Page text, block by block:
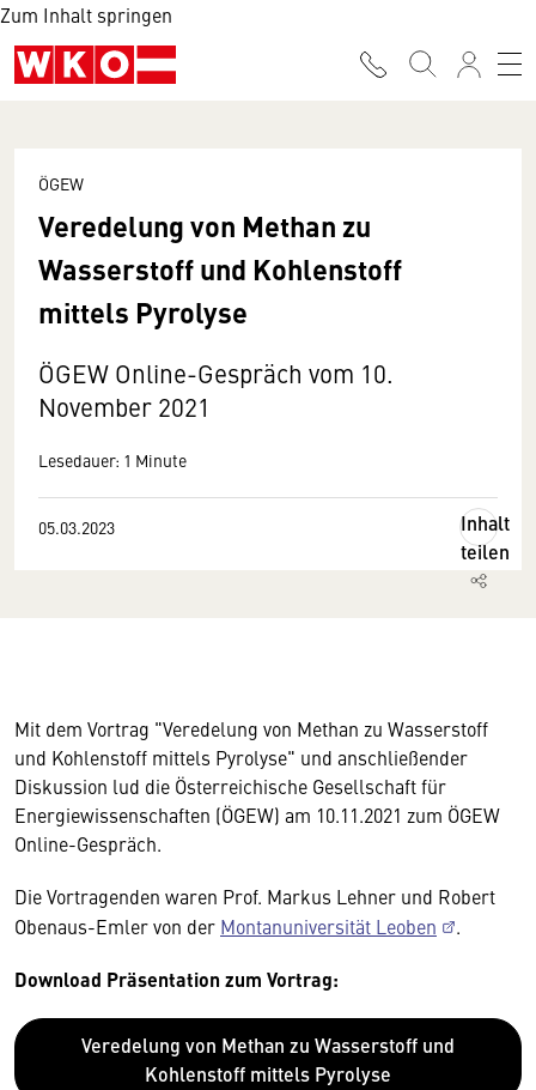
Zum Inhalt springen
ÖGEW
Veredelung von Methan zu
Wasserstoff und Kohlenstoff
mittels Pyrolyse
ÖGEW Online-Gespräch vom 10.
November 2021
Lesedauer: 1 Minute
05.03.2023
Inhalt
teilen
Mit dem Vortrag "Veredelung von Methan zu Wasserstoff
und Kohlenstoff mittels Pyrolyse" und anschließender
Diskussion lud die Österreichische Gesellschaft für
Energiewissenschaften (ÖGEW) am 10.11.2021 zum ÖGEW
Online-Gespräch.
Die Vortragenden waren Prof. Markus Lehner und Robert
Obenaus-Emler von der Montanuniversität Leoben .
Download Präsentation zum Vortrag:
Veredelung von Methan zu Wasserstoff und
Kohlenstoff mittels Pyrolyse